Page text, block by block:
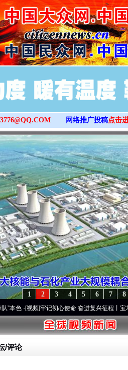
>
网络推广投稿点击
8
7
6
5
4
3
2
1
频]牢记初心使命 奋进复兴征程丨宝塔山下好
/评论